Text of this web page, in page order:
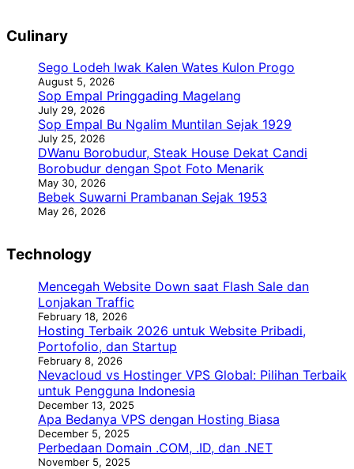
Culinary
Sego Lodeh Iwak Kalen Wates Kulon Progo
August 5, 2026
Sop Empal Pringgading Magelang
July 29, 2026
Sop Empal Bu Ngalim Muntilan Sejak 1929
July 25, 2026
DWanu Borobudur, Steak House Dekat Candi
Borobudur dengan Spot Foto Menarik
May 30, 2026
Bebek Suwarni Prambanan Sejak 1953
May 26, 2026
Technology
Mencegah Website Down saat Flash Sale dan
Lonjakan Traffic
February 18, 2026
Hosting Terbaik 2026 untuk Website Pribadi,
Portofolio, dan Startup
February 8, 2026
Nevacloud vs Hostinger VPS Global: Pilihan Terbaik
untuk Pengguna Indonesia
December 13, 2025
Apa Bedanya VPS dengan Hosting Biasa
December 5, 2025
Perbedaan Domain .COM, .ID, dan .NET
November 5, 2025